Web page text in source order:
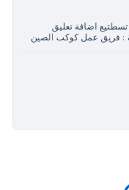
اضافة تعليق
: فريق عمل كوكب الصين